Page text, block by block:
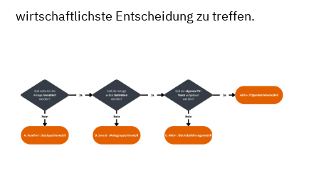
wirtschaftlichste Entscheidung zu treffen.